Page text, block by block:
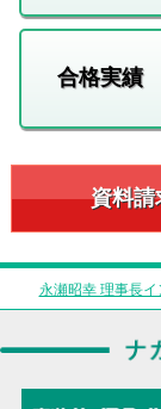
合格実績
資料請
永瀬昭幸 理事長イ